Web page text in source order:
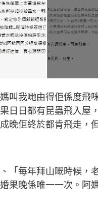
叫我哋由得佢係度飛
日日都有昆蟲飛入屋
晚佢終於都肯飛走，
「每年拜山嘅時候，
果晚係唯一一次。阿